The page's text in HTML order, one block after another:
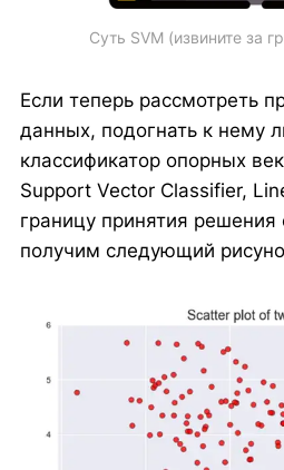
Суть SVM (извините за
Если теперь рассмотреть
данных, подогнать к нему
классификатор опорных
Support Vector Classifier,
границу принятия
получим следующий